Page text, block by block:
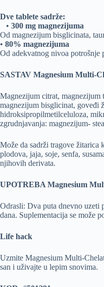
Dve tablete sadrže:
• 300 mg magnezijuma
Od magnezijum bisglicinata,
• 80% magnezijuma
Od adekvatnog nivoa potrošnje
SASTAV Magnesium Multi-
Magnezijum citrat, magnezijum
magnezijum bisglicinat, goveđi
hidroksipropilmetilceluloza,
zgrudnjavanja: magnezijum-
Može da sadrži tragove žitarica
plodova, jaja, soje, senfa,
njihovih derivata.
UPOTREBA Magnesium
Odrasli: Dva puta dnevno uzeti
dana. Suplementacija se može
Life hack
Uzmite Magnesium Multi-
san i uživajte u lepim snovima.